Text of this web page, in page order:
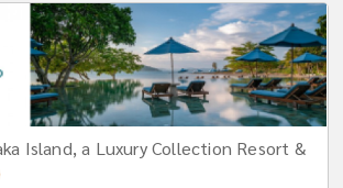
Island, a Luxury Collection Resort &